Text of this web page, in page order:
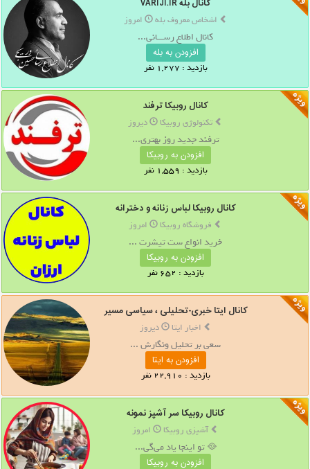
اشخاص معروف بله امروز
کانال اطلاع رســـانی...
افزودن به بله
بازدید : 1,277 نفر
کانال روبیکا ترفند
تکنولوژی روبیکا دیروز
ترفند جدید روز بهتری...
افزودن به روبیکا
بازدید : 1,559 نفر
کانال روبیکا لباس زنانه و دخترانه
فروشگاه روبیکا امروز
خرید انواع ست تیشرت ...
افزودن به روبیکا
بازدید : 652 نفر
کانال ایتا خبری-تحلیلی ، سیاسی مسیر
اخبار ایتا دیروز
سعی بر تحلیل ونگارش ...
افزودن به ایتا
بازدید : 22,910 نفر
کانال روبیکا سر آشپز نمونه
آشپزی روبیکا امروز
🥘 تو اینجا یاد می‌گی...
افزودن به روبیکا